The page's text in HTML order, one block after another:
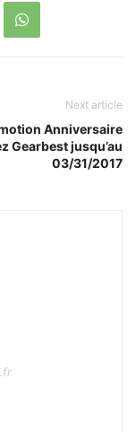
Next article
Anniversaire
Gearbest jusqu’au
03/31/2017